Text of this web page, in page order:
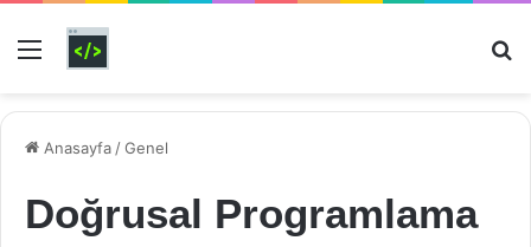
Menü
Anasayfa /Genel
Doğrusal Programlama